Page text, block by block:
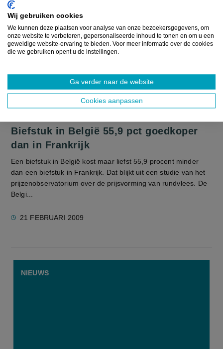
Wij gebruiken cookies
We kunnen deze plaatsen voor analyse van onze bezoekersgegevens, om
onze website te verbeteren, gepersonaliseerde inhoud te tonen en om u een
geweldige website-ervaring te bieden. Voor meer informatie over de cookies
die we gebruiken opent u de instellingen.
Ga verder naar de website
Cookies aanpassen
Biefstuk in België 55,9 pct goedkoper
dan in Frankrijk
Een biefstuk in België kost maar liefst 55,9 procent minder
dan een biefstuk in Frankrijk. Dat blijkt uit een studie van het
prijzenobservatorium over de prijsvorming van rundvlees. De
Belgi...
21 FEBRUARI 2009
NIEUWS